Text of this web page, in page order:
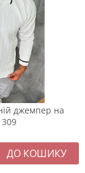
джемпер на